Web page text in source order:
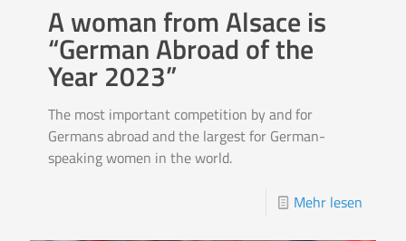
A woman from Alsace is
“German Abroad of the
Year 2023”
The most important competition by and for
Germans abroad and the largest for German-
speaking women in the world.
Mehr lesen